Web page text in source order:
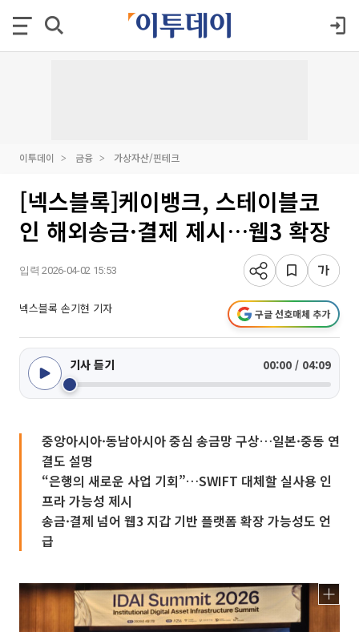
이투데이 금융 가상자산/핀테크
[넥스블록]케이뱅크, 스테이블코
인 해외송금·결제 제시…웹3 확장
입력 2026-04-02 15:53
넥스블록 손기현 기자 구글 선호매체 추가
기사 듣기 00:00 / 04:09
중앙아시아·동남아시아 중심 송금망 구상…일본·중동 연
결도 설명
“은행의 새로운 사업 기회”…SWIFT 대체할 실사용 인
프라 가능성 제시
송금·결제 넘어 웹3 지갑 기반 플랫폼 확장 가능성도 언
급